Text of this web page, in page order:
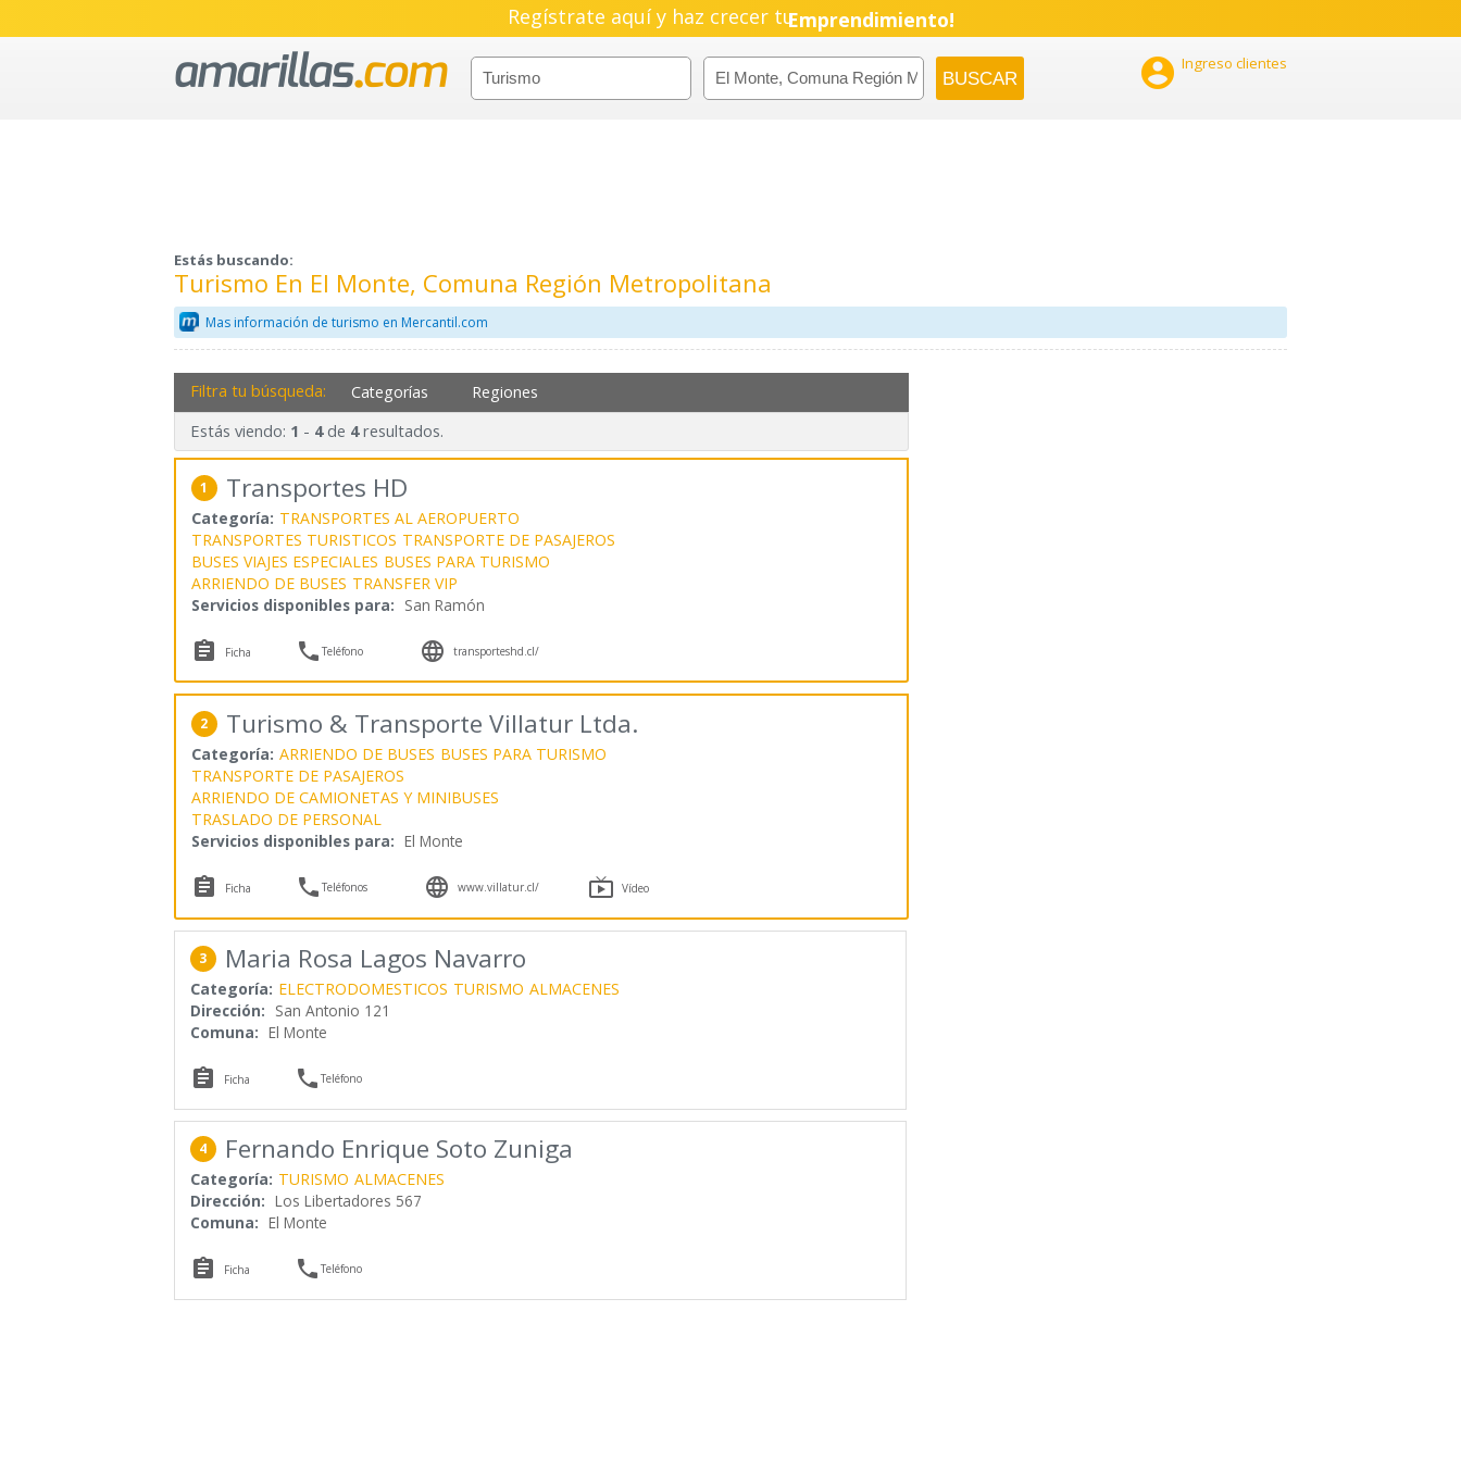
Regístrate aquí y haz crecer tuEmprendimiento!
 Ingreso clientes
Estás buscando:
Turismo En El Monte, Comuna Región Metropolitana
Mas información de turismo en Mercantil.com
Filtra tu búsqueda: Categorías Regiones
Estás viendo: 1 - 4de 4resultados.
1 Transportes HD
Categoría: TRANSPORTES AL AEROPUERTO
TRANSPORTES TURISTICOS TRANSPORTE DE PASAJEROS
BUSES VIAJES ESPECIALES BUSES PARA TURISMO
ARRIENDO DE BUSES TRANSFER VIP
Servicios disponibles para: San Ramón
 Ficha Teléfono  transporteshd.cl/
2 Turismo & Transporte Villatur Ltda.
Categoría: ARRIENDO DE BUSES BUSES PARA TURISMO
TRANSPORTE DE PASAJEROS
ARRIENDO DE CAMIONETAS Y MINIBUSES
TRASLADO DE PERSONAL
Servicios disponibles para: El Monte
 Ficha Teléfonos  www.villatur.cl/  Vídeo
3 Maria Rosa Lagos Navarro
Categoría: ELECTRODOMESTICOS TURISMO ALMACENES
Dirección: San Antonio 121
Comuna: El Monte
 Ficha Teléfono
4 Fernando Enrique Soto Zuniga
Categoría: TURISMO ALMACENES
Dirección: Los Libertadores 567
Comuna: El Monte
 Ficha Teléfono